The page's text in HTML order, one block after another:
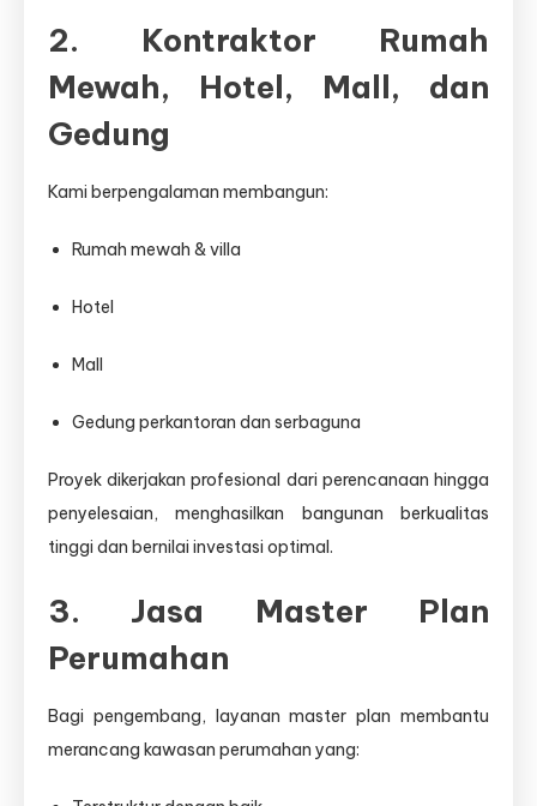
2. Kontraktor Rumah
Mewah, Hotel, Mall, dan
Gedung
Kami berpengalaman membangun:
Rumah mewah & villa
Hotel
Mall
Gedung perkantoran dan serbaguna
Proyek dikerjakan profesional dari perencanaan hingga
penyelesaian, menghasilkan bangunan berkualitas
tinggi dan bernilai investasi optimal.
3. Jasa Master Plan
Perumahan
Bagi pengembang, layanan master plan membantu
merancang kawasan perumahan yang: